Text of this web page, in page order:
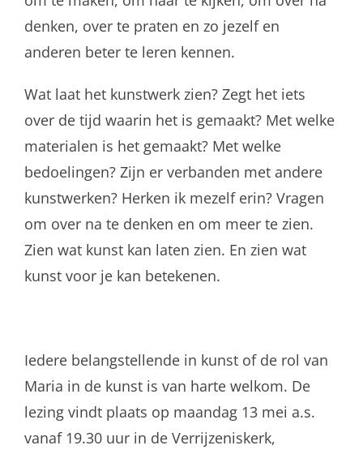
denken, over te praten en zo jezelf en
anderen beter te leren kennen.
Wat laat het kunstwerk zien? Zegt het iets
over de tijd waarin het is gemaakt? Met welke
materialen is het gemaakt? Met welke
bedoelingen? Zijn er verbanden met andere
kunstwerken? Herken ik mezelf erin? Vragen
om over na te denken en om meer te zien.
Zien wat kunst kan laten zien. En zien wat
kunst voor je kan betekenen.
Iedere belangstellende in kunst of de rol van
Maria in de kunst is van harte welkom. De
lezing vindt plaats op maandag 13 mei a.s.
vanaf 19.30 uur in de Verrijzeniskerk,